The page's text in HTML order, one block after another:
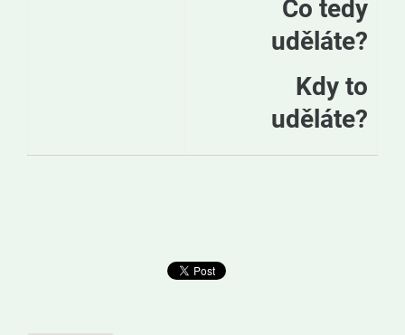
Co tedy
uděláte?
Kdy to
uděláte?